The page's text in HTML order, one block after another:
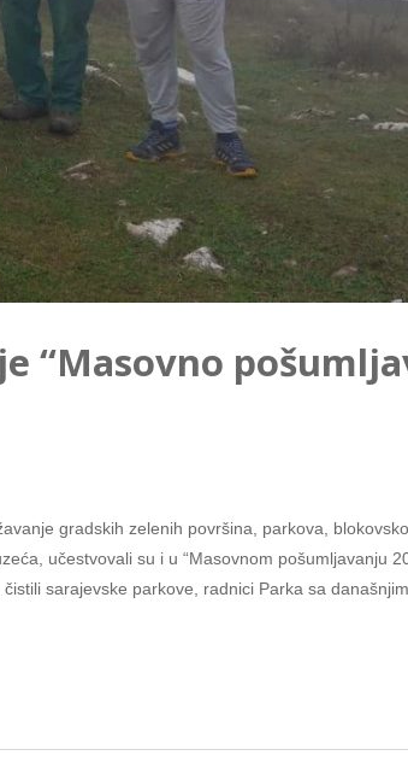
“Masovno
gradskih zelenih površina, parkova,
učestvovali su i u “Masovnom pošumljavanju
sarajevske parkove, radnici Parka sa